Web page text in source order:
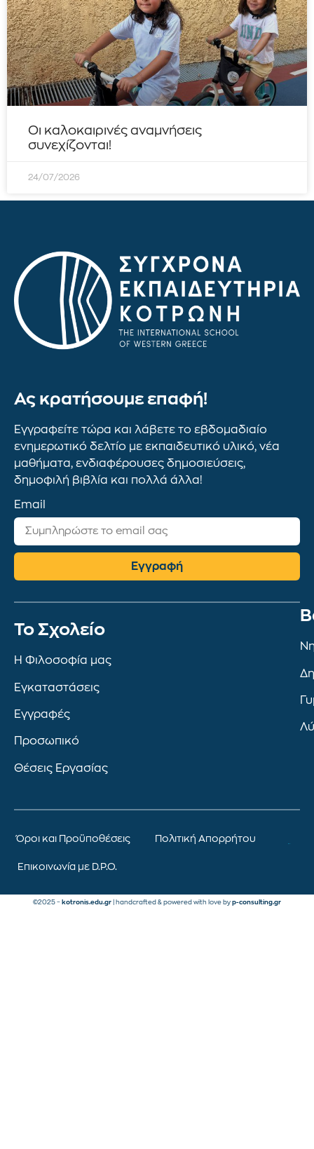
Οι καλοκαιρινές αναμνήσεις
συνεχίζονται!
24/07/2026
Ας κρατήσουμε επαφή!
Εγγραφείτε τώρα και λάβετε το εβδομαδιαίο
ενημερωτικό δελτίο με εκπαιδευτικό υλικό, νέα
μαθήματα, ενδιαφέρουσες δημοσιεύσεις,
δημοφιλή βιβλία και πολλά άλλα!
Email
Εγγραφή
To Σχολείο
Η Φιλοσοφία μας
Εγκαταστάσεις
Εγγραφές
Προσωπικό
Θέσεις Εργασίας
Όροι και Προϋποθέσεις Πολιτική Απορρήτου
Επικοινωνία με D.P.O.
©2025 – kotronis.edu.gr | handcrafted & powered with love by p-consulting.gr